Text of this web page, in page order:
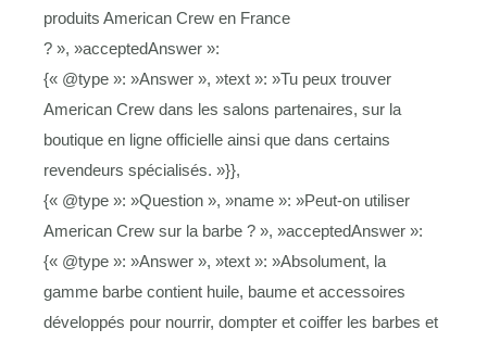
produits American Crew en France
? », »acceptedAnswer »:
{« @type »: »Answer », »text »: »Tu peux trouver
American Crew dans les salons partenaires, sur la
boutique en ligne officielle ainsi que dans certains
revendeurs spécialisés. »}},
{« @type »: »Question », »name »: »Peut-on utiliser
American Crew sur la barbe ? », »acceptedAnswer »:
{« @type »: »Answer », »text »: »Absolument, la
gamme barbe contient huile, baume et accessoires
développés pour nourrir, dompter et coiffer les barbes et